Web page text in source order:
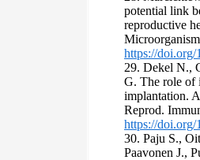
potential link
reproductive
https://doi.org/
29. Dekel N.,
G. The role of
implantation.
Reprod.
https://doi.org/
30. Paju S.,
Paavonen J.,